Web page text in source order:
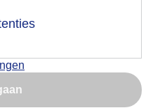
06-2019, 242x bekeken
later